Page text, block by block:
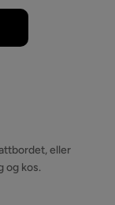
eller
og kos.